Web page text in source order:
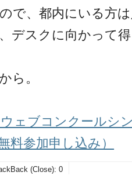
で、都内にいる方
デスクに向かって
ら。
ェブコンクールシ
料参加申し込み）
(Close):0